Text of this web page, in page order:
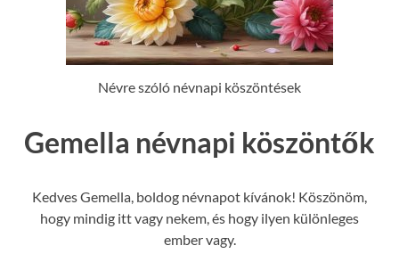
Névre szóló névnapi köszöntések
Gemella névnapi köszöntők
Kedves Gemella, boldog névnapot kívánok! Köszönöm,
hogy mindig itt vagy nekem, és hogy ilyen különleges
ember vagy.